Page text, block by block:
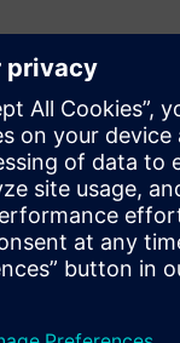
i
preciznu,
i optimizaciju IC-a
dizajna uz